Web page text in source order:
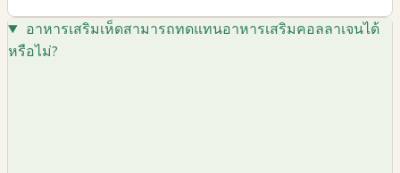
อาหารเสริมเห็ดสามารถทดแทนอาหารเสริมคอลลาเจนได้
หรือไม่?